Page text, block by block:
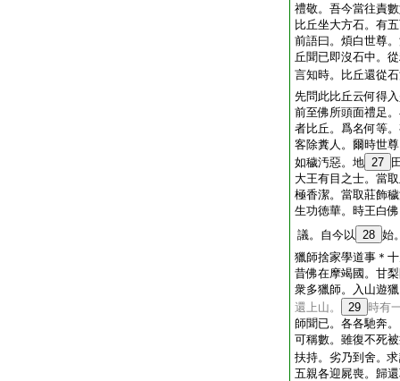
禮敬。吾今當往責
比丘坐大方石。有
前語曰。煩白世尊
丘聞已即沒石中。
言知時。比丘還從
先問此比丘云何得
前至佛所頭面禮足
者比丘。爲名何等
客除糞人。爾時世
如穢汚惡。地 27
大王有目之士。當
極香潔。當取莊飾
生功徳華。時王白
議。自今以 28 始
獵師捨家學道事＊
昔佛在摩竭國。甘
衆多獵師。入山遊
還上山。
29 時有
師聞已。各各馳奔
可稱數。雖復不死
扶持。劣乃到舍。
五親各迎屍喪。歸